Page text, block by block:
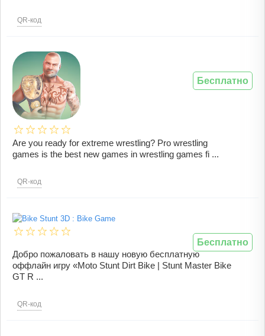
QR-код
Are you ready for extreme wrestling? Pro wrestling
games is the best new games in wrestling games fi ...
QR-код
Бесплатно
Добро пожаловать в нашу новую бесплатную
оффлайн игру «Moto Stunt Dirt Bike | Stunt Master Bike
GT R ...
QR-код
Бесплатно